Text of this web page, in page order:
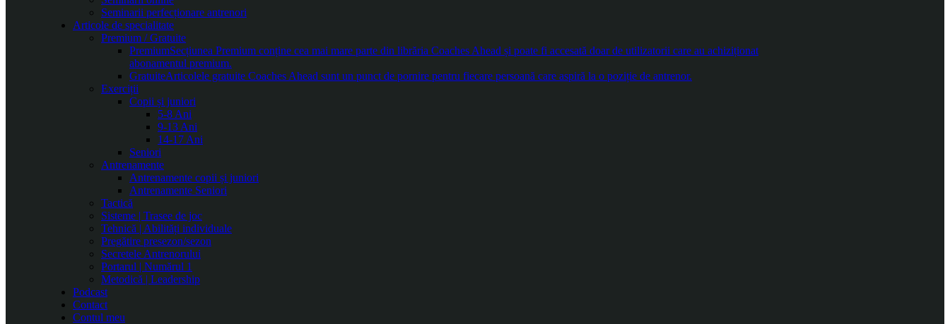
Seminarii perfecționare antrenori
Articole de specialitate
Premium / Gratuite
PremiumSecțiunea Premium conține cea mai mare parte din librăria Coaches Ahead și poate fi accesată doar de utilizatorii care au achiziționat
abonamentul premium.
GratuiteArticolele gratuite Coaches Ahead sunt un punct de pornire pentru fiecare persoană care aspiră la o poziție de antrenor.
Exerciții
Copii și juniori
5-8 Ani
9-13 Ani
14-17 Ani
Seniori
Antrenamente
Antrenamente copii și juniori
Antrenamente Seniori
Tactică
Sisteme | Trasee de joc
Tehnică | Abilități individuale
Pregătire presezon/sezon
Secretele Antrenorului
Portarul | Numărul 1
Metodică | Leadership
Podcast
Contact
Contul meu